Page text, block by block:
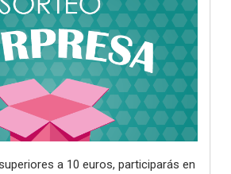
a 10 euros, participarás en